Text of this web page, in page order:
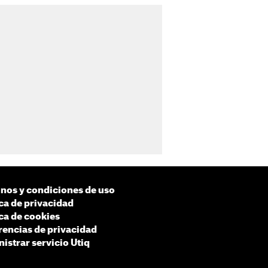
y condiciones de uso
de privacidad
de cookies
de privacidad
servicio Utiq